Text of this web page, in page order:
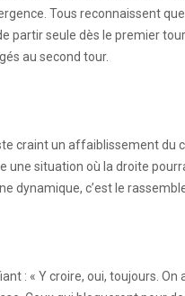
Tous reconnaissent
partir seule dès le premier
au second tour.
craint un affaiblissement du
une situation où la droite
dynamique, c’est le
: « Y croire, oui, toujours. On